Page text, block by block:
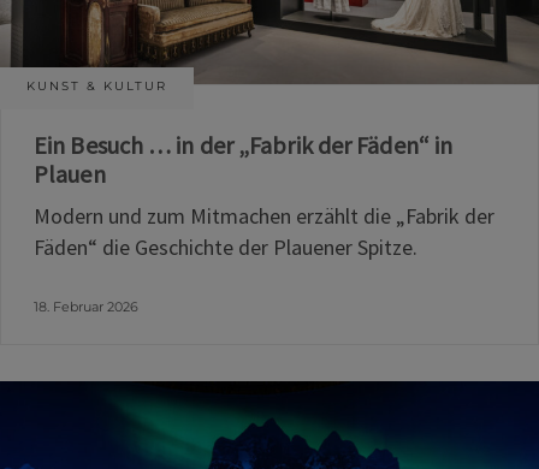
KUNST & KULTUR
Ein Besuch … in der „Fabrik der Fäden“ in
Plauen
Modern und zum Mitmachen erzählt die „Fabrik der
Fäden“ die Geschichte der Plauener Spitze.
18. Februar 2026